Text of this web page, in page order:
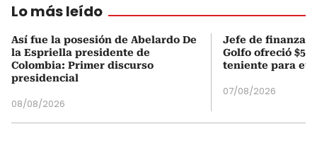
Lo más leído
Así fue la posesión de Abelardo De
la Espriella presidente de
Colombia: Primer discurso
presidencial
08/08/2026
Jefe de finanzas
Golfo ofreció
teniente para
07/08/2026